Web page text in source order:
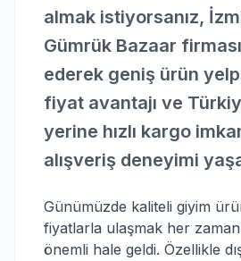
almak istiyorsanız,
Gümrük Bazaar
ederek geniş ürün
fiyat avantajı ve
yerine hızlı kargo
alışveriş deneyimi
Günümüzde kaliteli giyim
fiyatlarla ulaşmak her
önemli hale geldi. Özellikle